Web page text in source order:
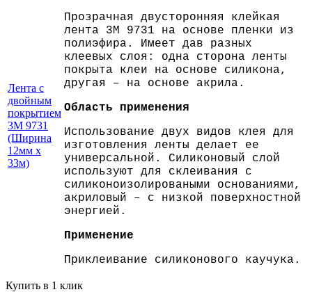
Лента с
двойным
покрытием
3M 9731
(Ширина
12мм х
33м)
Прозрачная двусторонняя клейкая
лента 3M 9731 на основе пленки из
полиэфира. Имеет дав разных
клеевых слоя: одна сторона ленты
покрыта клеи на основе силикона,
другая – на основе акрила.
Область применения
Использование двух видов клея для
изготовления ленты делает ее
универсальной. Силиконовый слой
используют для склеивания с
силиконоизолироваными основаниями,
акриловый – с низкой поверхностной
энергией.
Применение
Приклеивание силиконового каучука.
Купить в 1 клик